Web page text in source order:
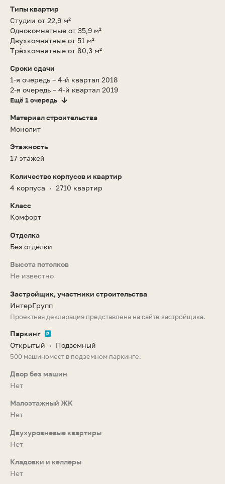
Типы квартир
Студии от 22,9 м²
Однокомнатные от 35,9 м²
Двухкомнатные от 51 м²
Трёхкомнатные от 80,3 м²
Сроки сдачи
1-я очередь – 4-й квартал 2018
2-я очередь – 4-й квартал 2019
Ещё 1 очередь
Материал строительства
Монолит
Этажность
17 этажей
Количество корпусов и квартир
4 корпуса
• 2710 квартир
Класс
Комфорт
Отделка
Без отделки
Высота потолков
Не известно
Застройщик, участники строительства
ИнтерГрупп
Проектная декларация представлена на сайте застройщика.
Паркинг
Открытый
• Подземный
500 машиномест в подземном паркинге.
Двор без машин
Нет
Малоэтажный ЖК
Нет
Двухуровневые квартиры
Нет
Кладовки и келлеры
Нет